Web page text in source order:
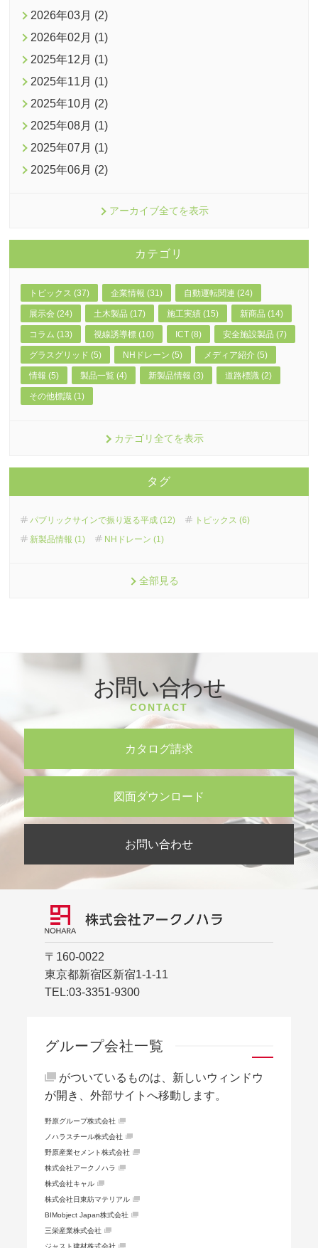
2026年03月 (2)
2026年02月 (1)
2025年12月 (1)
2025年11月 (1)
2025年10月 (2)
2025年08月 (1)
2025年07月 (1)
2025年06月 (2)
アーカイブ全てを表示
カテゴリ
トピックス (37) 企業情報 (31) 自動運転関連 (24)
展示会 (24) 土木製品 (17) 施工実績 (15) 新商品 (14)
コラム (13) 視線誘導標 (10) ICT (8) 安全施設製品 (7)
グラスグリッド (5) NHドレーン (5) メディア紹介 (5)
情報 (5) 製品一覧 (4) 新製品情報 (3) 道路標識 (2)
その他標識 (1)
カテゴリ全てを表示
タグ
パブリックサインで振り返る平成 (12)
トピックス (6)
新製品情報 (1)
NHドレーン (1)
全部見る
お問い合わせ
CONTACT
カタログ請求
図面ダウンロード
お問い合わせ
〒160-0022
東京都新宿区新宿1-1-11
TEL:03-3351-9300
グループ会社一覧
がついているものは、新しいウィンドウ
が開き、外部サイトへ移動します。
野原グループ株式会社
ノハラスチール株式会社
野原産業セメント株式会社
株式会社アークノハラ
株式会社キャル
株式会社日東紡マテリアル
BIMobject Japan株式会社
三栄産業株式会社
ジャスト建材株式会社